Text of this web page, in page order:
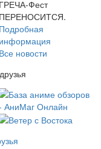
ГРЕЧА-Фест
ПЕРЕНОСИТСЯ.
Подробная
информация
Все новости